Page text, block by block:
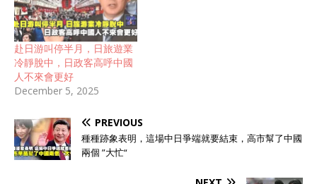
赴日游叫停半月，日旅遊業
冷靜脫中，日政客高呼中國
人不來會更好
December 5, 2025
PREVIOUS
種種跡象表明，這場中日爭端就要結束，高市幫了中國
兩個 ”大忙“